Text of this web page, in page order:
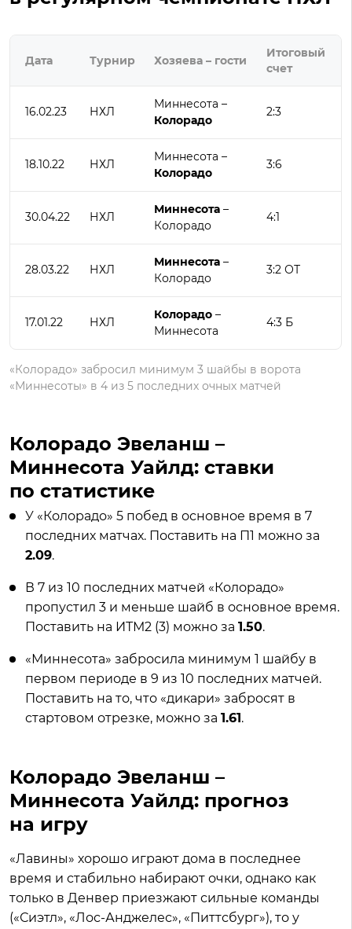
Дата Турнир Хозяева – гости
Итоговый
счет
16.02.23 НХЛ
Миннесота –
Колорадо
2:3
18.10.22 НХЛ
Миннесота –
Колорадо
3:6
30.04.22 НХЛ
Миннесота –
Колорадо
4:1
28.03.22 НХЛ
Миннесота –
Колорадо
3:2 ОТ
17.01.22 НХЛ
Колорадо –
Миннесота
4:3 Б
«Колорадо» забросил минимум 3 шайбы в ворота
«Миннесоты» в 4 из 5 последних очных матчей
Колорадо Эвеланш –
Миннесота Уайлд: ставки
по статистике
У «Колорадо» 5 побед в основное время в 7
последних матчах. Поставить на П1 можно за
2.09.
В 7 из 10 последних матчей «Колорадо»
пропустил 3 и меньше шайб в основное время.
Поставить на ИТМ2 (3) можно за 1.50.
«Миннесота» забросила минимум 1 шайбу в
первом периоде в 9 из 10 последних матчей.
Поставить на то, что «дикари» забросят в
стартовом отрезке, можно за 1.61.
Колорадо Эвеланш –
Миннесота Уайлд: прогноз
на игру
«Лавины» хорошо играют дома в последнее
время и стабильно набирают очки, однако как
только в Денвер приезжают сильные команды
(«Сиэтл», «Лос-Анджелес», «Питтсбург»), то у